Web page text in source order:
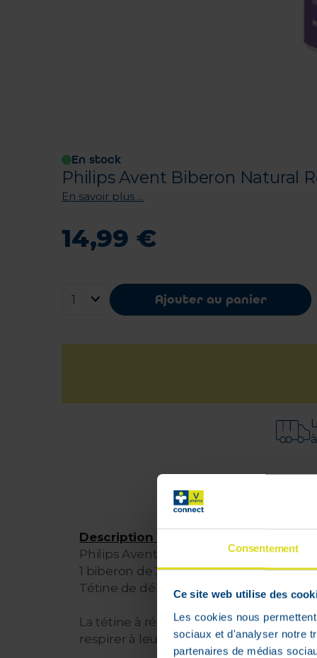
Consentement
Ce site web utilise des
Les cookies nous
sociaux et d'analyser notre
partenaires de médias
En stock
Philips Avent Biberon Natural
En savoir plus ...
14,99 €
Ajouter au panier
Description :
Philips Avent Biberon Natural Response
1 biberon de 330 ml
Tétine de débit 4
La tétine à réponse Naturelle laisse le
respirer à leur rythme naturel, comme